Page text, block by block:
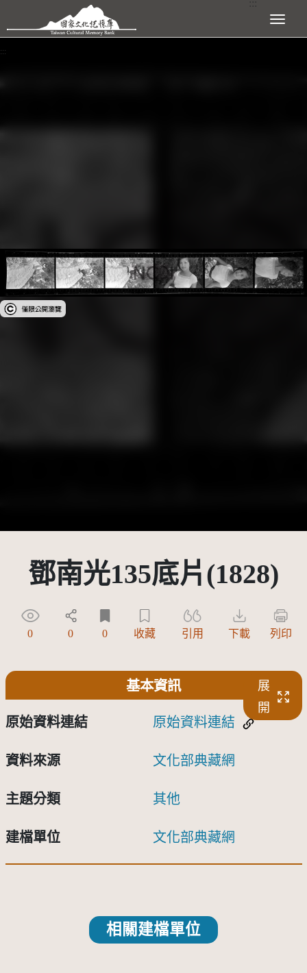
跳到主要內容區塊 展開選單
:::
受著作權法保護-僅限於本平台有限度公開瀏覽
鄧南光135底片(1828)
0 0 0 收藏 引用 下載 列印
基本資訊
展
開
原始資料連結 原始資料連結
資料來源 文化部典藏網
主題分類 其他
建檔單位 文化部典藏網
相關建檔單位